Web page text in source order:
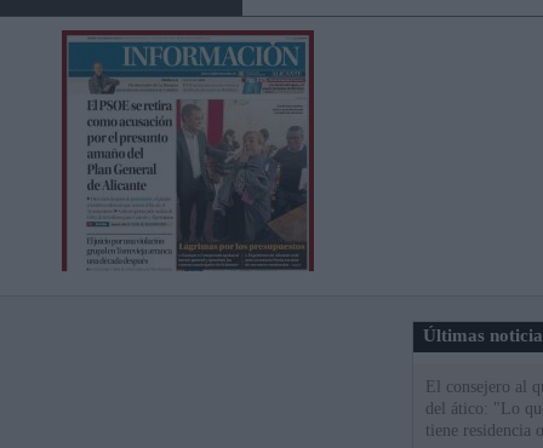
Últimas
El consejero al
del ático: "Lo
tiene residencia